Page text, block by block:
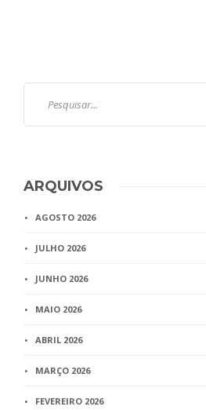
ARQUIVOS
AGOSTO 2026
JULHO 2026
JUNHO 2026
MAIO 2026
ABRIL 2026
MARÇO 2026
FEVEREIRO 2026